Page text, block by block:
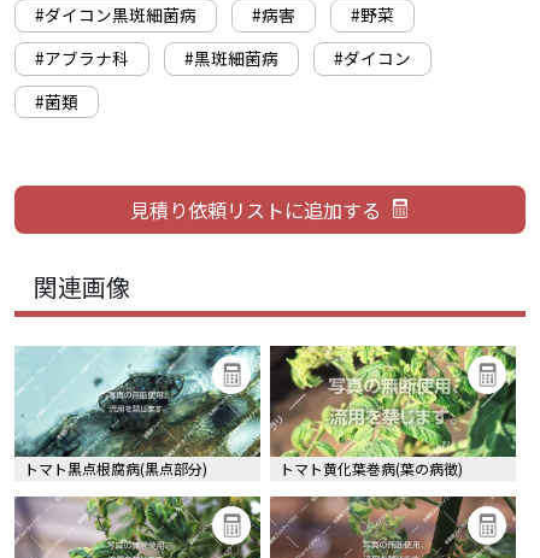
#ダイコン黒斑細菌病 #病害
#野菜
#アブラナ科
#黒斑細菌病
#ダイコン
#菌類
関連画像
トマト黒点根腐病(黒点部分) トマト黄化葉巻病(葉の病徴)